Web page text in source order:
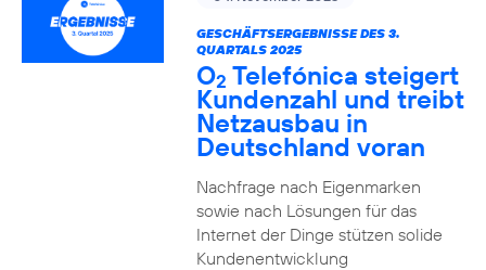
GESCHÄFTSERGEBNISSE DES 3.
QUARTALS 2025
O2 Telefónica steigert
Kundenzahl und treibt
Netzausbau in
Deutschland voran
Nachfrage nach Eigenmarken
sowie nach Lösungen für das
Internet der Dinge stützen solide
Kundenentwicklung